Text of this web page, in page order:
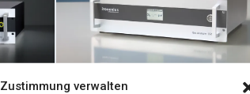
Zustimmung verwalten